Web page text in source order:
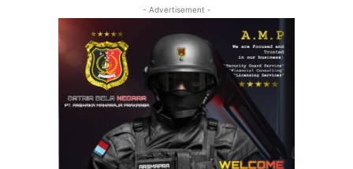
- Advertisement -